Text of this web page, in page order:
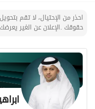
احذر من الإحتيال، لا تقم
حقوقك .الإعلان عن الغير